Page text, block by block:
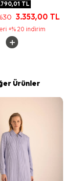
TL
3.353,00 TL
+% 20 indirim
Ürünler